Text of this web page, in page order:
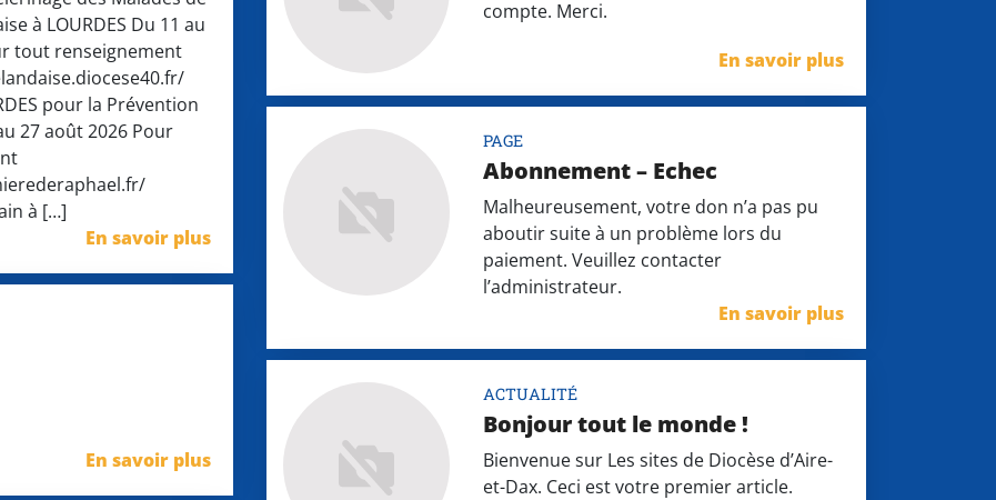
à LOURDES Du 11 au
tout renseignement
pour la Prévention
27 août 2026 Pour
à […]
En savoir plus
En savoir plus
compte. Merci.
En savoir plus
PAGE
Abonnement – Echec
Malheureusement, votre don n’a pas pu
aboutir suite à un problème lors du
paiement. Veuillez contacter
l’administrateur.
En savoir plus
ACTUALITÉ
Bonjour tout le monde !
Bienvenue sur Les sites de Diocèse d’Aire-
et-Dax. Ceci est votre premier article.